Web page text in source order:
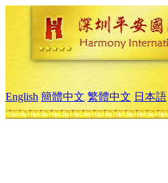
English 簡體中文 繁體中文 日本語